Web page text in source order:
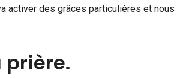
activer des grâces particulières et nous
prière.